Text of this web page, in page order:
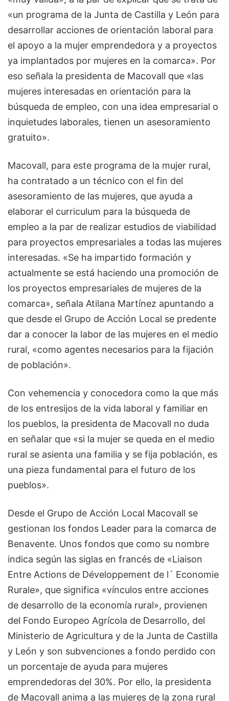
«un programa de la Junta de Castilla y León para
desarrollar acciones de orientación laboral para
el apoyo a la mujer emprendedora y a proyectos
ya implantados por mujeres en la comarca». Por
eso señala la presidenta de Macovall que «las
mujeres interesadas en orientación para la
búsqueda de empleo, con una idea empresarial o
inquietudes laborales, tienen un asesoramiento
gratuito».
Macovall, para este programa de la mujer rural,
ha contratado a un técnico con el fin del
asesoramiento de las mujeres, que ayuda a
elaborar el curriculum para la búsqueda de
empleo a la par de realizar estudios de viabilidad
para proyectos empresariales a todas las mujeres
interesadas. «Se ha impartido formación y
actualmente se está haciendo una promoción de
los proyectos empresariales de mujeres de la
comarca», señala Atilana Martínez apuntando a
que desde el Grupo de Acción Local se predente
dar a conocer la labor de las mujeres en el medio
rural, «como agentes necesarios para la fijación
de población».
Con vehemencia y conocedora como la que más
de los entresijos de la vida laboral y familiar en
los pueblos, la presidenta de Macovall no duda
en señalar que «si la mujer se queda en el medio
rural se asienta una familia y se fija población, es
una pieza fundamental para el futuro de los
pueblos».
Desde el Grupo de Acción Local Macovall se
gestionan los fondos Leader para la comarca de
Benavente. Unos fondos que como su nombre
indica según las siglas en francés de «Liaison
Entre Actions de Développement de l´ Economie
Rurale», que significa «vínculos entre acciones
de desarrollo de la economía rural», provienen
del Fondo Europeo Agrícola de Desarrollo, del
Ministerio de Agricultura y de la Junta de Castilla
y León y son subvenciones a fondo perdido con
un porcentaje de ayuda para mujeres
emprendedoras del 30%. Por ello, la presidenta
de Macovall anima a las mujeres de la zona rural